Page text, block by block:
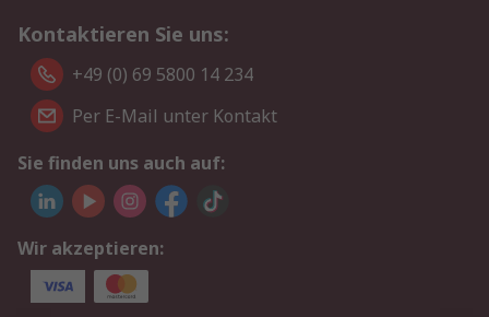
Kontaktieren Sie uns:
+49 (0) 69 5800 14 234
Per E-Mail unter Kontakt
Sie finden uns auch auf:
Wir akzeptieren: